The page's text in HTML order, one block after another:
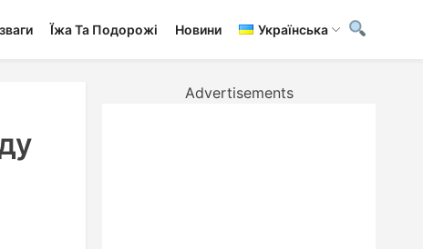
Ї́жа Та Подорожі Новини Українська
Advertisements